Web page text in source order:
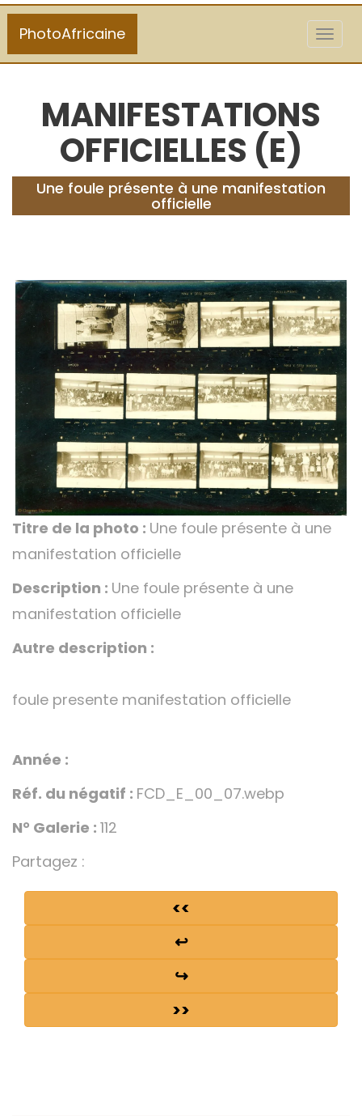
PhotoAfricaine
MANIFESTATIONS
OFFICIELLES (E)
Une foule présente à une manifestation
officielle
Titre de la photo : Une foule présente à une
manifestation officielle
Description : Une foule présente à une
manifestation officielle
Autre description :
foule presente manifestation officielle
Année :
Réf. du négatif : FCD_E_00_07.webp
N° Galerie : 112
Partagez :
<<
↩
↪
>>